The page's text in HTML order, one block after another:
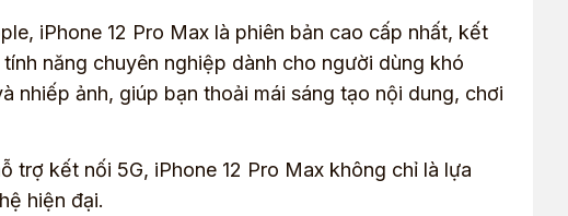
iPhone 12 Pro Max là phiên bản cao cấp nhất, kết
năng chuyên nghiệp dành cho người dùng khó
nhiếp ảnh, giúp bạn thoải mái sáng tạo nội dung, chơi
trợ kết nối 5G, iPhone 12 Pro Max không chỉ là lựa
hiện đại.